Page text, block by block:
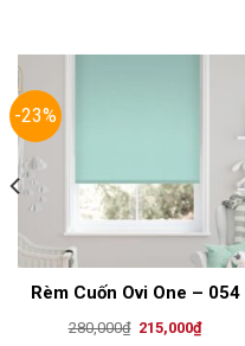
-23%
Rèm Cuốn Ovi One – 054
280,000₫ Original
215,000₫Current